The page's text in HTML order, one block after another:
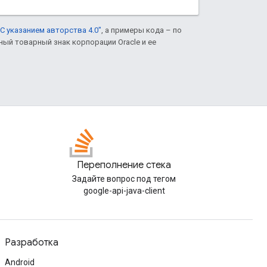
указанием авторства 4.0" , а примеры кода – по
товарный знак корпорации Oracle и ее
Переполнение стека
Задайте вопрос под тегом
google-api-java-client
Разработка
Android